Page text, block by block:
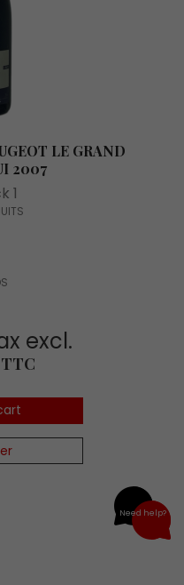
LE GRAND
2007
1
excl.
Need help?